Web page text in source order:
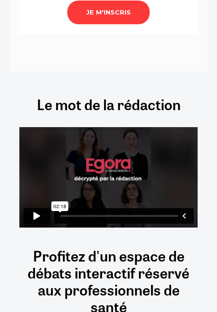
Le mot de la rédaction
Profitez d'un espace de
débatsinteractifréservé
auxprofessionnels de
santé